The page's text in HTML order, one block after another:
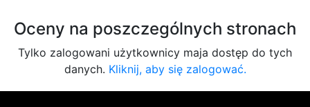
Oceny na poszczególnych stronach
Tylko zalogowani użytkownicy maja dostęp do tych
danych. Kliknij, aby się zalogować.